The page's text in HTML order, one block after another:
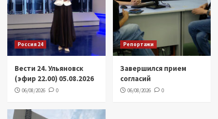
Россия 24
Вести 24. Ульяновск
(эфир 22.00) 05.08.2026
06/08/2026 0
Репортажи
Завершился прием
согласий
06/08/2026 0